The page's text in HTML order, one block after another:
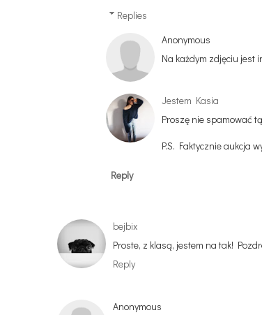
Replies
Anonymous
Na każdym zdjęciu jest
Jestem Kasia
Proszę nie spamować
P.S. Faktycznie aukcja
Reply
bejbix
Proste, z klasą, jestem na tak!
Reply
Anonymous